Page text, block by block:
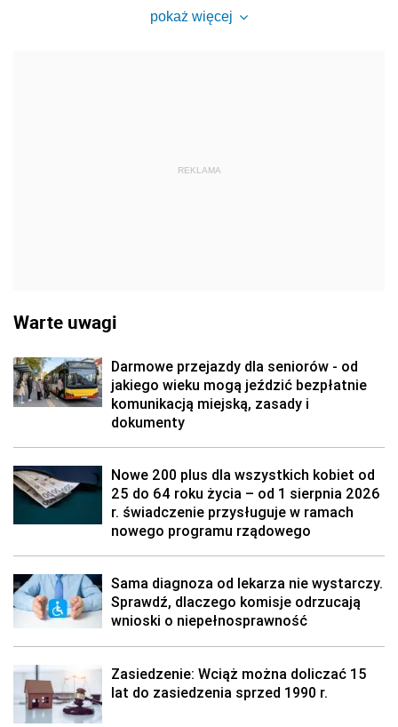
pokaż więcej
REKLAMA
Warte uwagi
Darmowe przejazdy dla seniorów - od
jakiego wieku mogą jeździć bezpłatnie
komunikacją miejską, zasady i
dokumenty
Nowe 200 plus dla wszystkich kobiet od
25 do 64 roku życia – od 1 sierpnia 2026
r. świadczenie przysługuje w ramach
nowego programu rządowego
Sama diagnoza od lekarza nie wystarczy.
Sprawdź, dlaczego komisje odrzucają
wnioski o niepełnosprawność
Zasiedzenie: Wciąż można doliczać 15
lat do zasiedzenia sprzed 1990 r.